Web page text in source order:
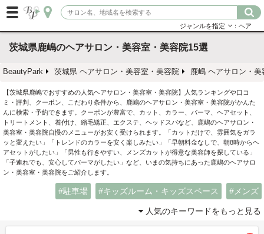
ジャンルを指定 ：ヘア
茨城県鹿嶋のヘアサロン・美容室・美容院15選
BeautyPark 茨城県 ヘアサロン・美容室・美容院 鹿嶋 ヘアサロン・美
【茨城県鹿嶋でおすすめの人気ヘアサロン・美容室・美容院】人気ランキングや口コ
ミ・評判、クーポン、こだわり条件から、鹿嶋のヘアサロン・美容室・美容院がかんた
んに検索・予約できます。クーポンが豊富で、カット、カラー、パーマ、ヘアセット、
トリートメント、着付け、縮毛矯正、エクステ、ヘッドスパなど、鹿嶋のヘアサロン・
美容室・美容院自慢のメニューがお安く受けられます。「カットだけで、雰囲気をガラ
ッと変えたい」「トレンドのカラーを安く楽しみたい」「早朝料金なしで、朝8時からヘ
アセットがしたい」「男性も行きやすい、メンズカットが得意な美容師を探している」
「子連れでも、安心してパーマがしたい」など、いまの気持ちにあった鹿嶋のヘアサロ
ン・美容室・美容院をご紹介します。
駐車場 キッズルーム・キッズスペース メンズ
人気のキーワードをもっと見る